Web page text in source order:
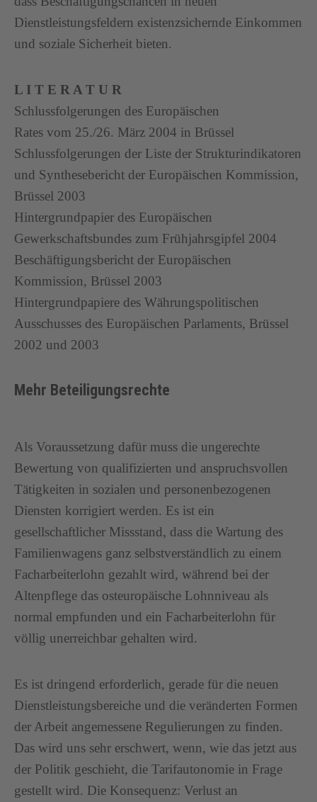
Dienstleistungsfeldern existenzsichernde Einkommen
und soziale Sicherheit bieten.
L I T E R A T U R
Schlussfolgerungen des Europäischen
Rates vom 25./26. März 2004 in Brüssel
Schlussfolgerungen der Liste der Strukturindikatoren
und Synthesebericht der Europäischen Kommission,
Brüssel 2003
Hintergrundpapier des Europäischen
Gewerkschaftsbundes zum Frühjahrsgipfel 2004
Beschäftigungsbericht der Europäischen
Kommission, Brüssel 2003
Hintergrundpapiere des Währungspolitischen
Ausschusses des Europäischen Parlaments, Brüssel
2002 und 2003
Mehr Beteiligungsrechte
Als Voraussetzung dafür muss die ungerechte
Bewertung von qualifizierten und anspruchsvollen
Tätigkeiten in sozialen und personenbezogenen
Diensten korrigiert werden. Es ist ein
gesellschaftlicher Missstand, dass die Wartung des
Familienwagens ganz selbstverständlich zu einem
Facharbeiterlohn gezahlt wird, während bei der
Altenpflege das osteuropäische Lohnniveau als
normal empfunden und ein Facharbeiterlohn für
völlig unerreichbar gehalten wird.
Es ist dringend erforderlich, gerade für die neuen
Dienstleistungsbereiche und die veränderten Formen
der Arbeit angemessene Regulierungen zu finden.
Das wird uns sehr erschwert, wenn, wie das jetzt aus
der Politik geschieht, die Tarifautonomie in Frage
gestellt wird. Die Konsequenz: Verlust an